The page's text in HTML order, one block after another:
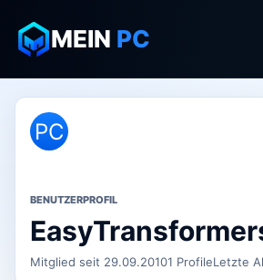
MEIN PC
PC
BENUTZERPROFIL
Mitglied seit 29.09.20101 ProfileLetzte